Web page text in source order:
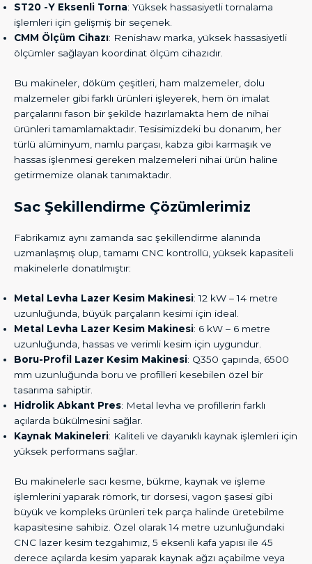
ST20 -Y Eksenli Torna: Yüksek hassasiyetli tornalama
işlemleri için gelişmiş bir seçenek.
CMM Ölçüm Cihazı: Renishaw marka, yüksek hassasiyetli
ölçümler sağlayan koordinat ölçüm cihazıdır.
Bu makineler, döküm çeşitleri, ham malzemeler, dolu
malzemeler gibi farklı ürünleri işleyerek, hem ön imalat
parçalarını fason bir şekilde hazırlamakta hem de nihai
ürünleri tamamlamaktadır. Tesisimizdeki bu donanım, her
türlü alüminyum, namlu parçası, kabza gibi karmaşık ve
hassas işlenmesi gereken malzemeleri nihai ürün haline
getirmemize olanak tanımaktadır.
Sac Şekillendirme Çözümlerimiz
Fabrikamız aynı zamanda sac şekillendirme alanında
uzmanlaşmış olup, tamamı CNC kontrollü, yüksek kapasiteli
makinelerle donatılmıştır:
Metal Levha Lazer Kesim Makinesi: 12 kW – 14 metre
uzunluğunda, büyük parçaların kesimi için ideal.
Metal Levha Lazer Kesim Makinesi: 6 kW – 6 metre
uzunluğunda, hassas ve verimli kesim için uygundur.
Boru-Profil Lazer Kesim Makinesi: Q350 çapında, 6500
mm uzunluğunda boru ve profilleri kesebilen özel bir
tasarıma sahiptir.
Hidrolik Abkant Pres: Metal levha ve profillerin farklı
açılarda bükülmesini sağlar.
Kaynak Makineleri: Kaliteli ve dayanıklı kaynak işlemleri için
yüksek performans sağlar.
Bu makinelerle sacı kesme, bükme, kaynak ve işleme
işlemlerini yaparak römork, tır dorsesi, vagon şasesi gibi
büyük ve kompleks ürünleri tek parça halinde üretebilme
kapasitesine sahibiz. Özel olarak 14 metre uzunluğundaki
CNC lazer kesim tezgahımız, 5 eksenli kafa yapısı ile 45
derece açılarda kesim yaparak kaynak ağzı açabilme veya